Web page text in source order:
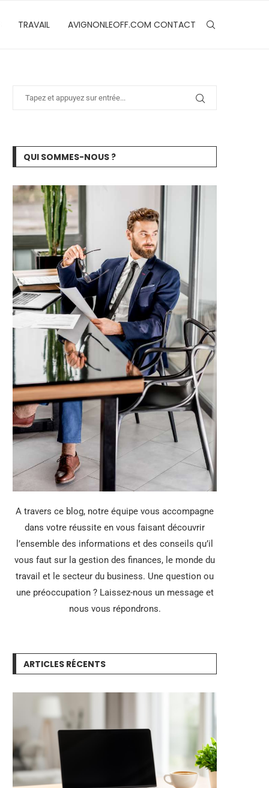
TRAVAIL AVIGNONLEOFF.COM CONTACT
QUI SOMMES-NOUS ?
A travers ce blog, notre équipe vous accompagne
dans votre réussite en vous faisant découvrir
l’ensemble des informations et des conseils qu’il
vous faut sur la gestion des finances, le monde du
travail et le secteur du business. Une question ou
une préoccupation ? Laissez-nous un message et
nous vous répondrons.
ARTICLES RÉCENTS